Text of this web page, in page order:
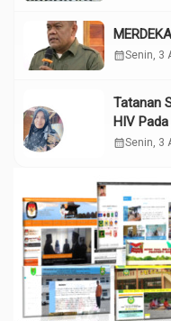
calendar_monthSenin, 3
Tatanan
HIV
calendar_monthSenin, 3